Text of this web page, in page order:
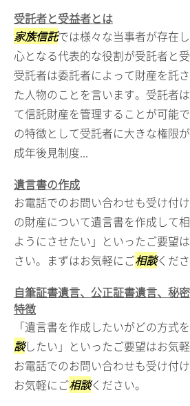
受託者と受益者とは
家族信託では様々な当事者が存在
心となる代表的な役割が受託者と
受託者は委託者によって財産を託
た人物のことを言います。受託者
て信託財産を管理することが可能で
の特徴として受託者に大きな権限
成年後見制度...
遺言書の作成
お電話でのお問い合わせも受け付
の財産について遺言書を作成して
ようにさせたい」といったご要望
さい。まずはお気軽にご相談くださ
自筆証書遺言、公正証書遺言、秘
特徴
「遺言書を作成したいがどの方式
談したい」といったご要望はお気
お電話でのお問い合わせも受け付
お気軽にご相談ください。